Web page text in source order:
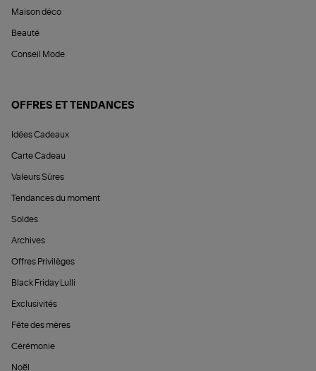
Maison déco
Beauté
Conseil Mode
OFFRES ET TENDANCES
Idées Cadeaux
Carte Cadeau
Valeurs Sûres
Tendances du moment
Soldes
Archives
Offres Privilèges
Black Friday Lulli
Exclusivités
Fête des mères
Cérémonie
Noël